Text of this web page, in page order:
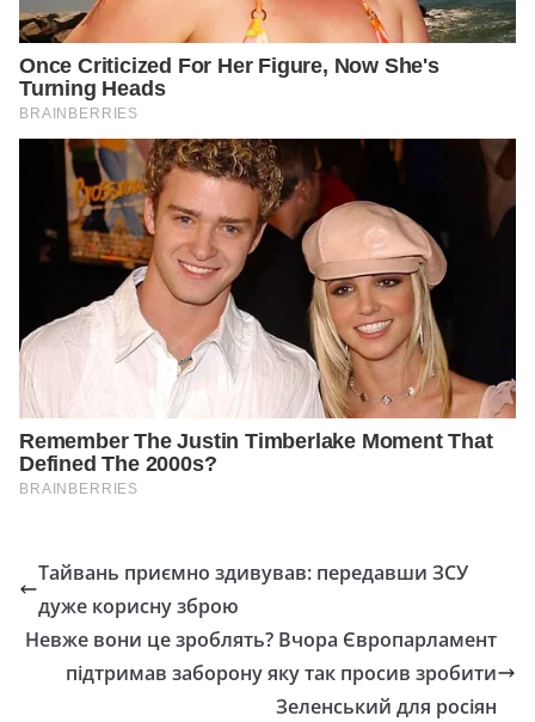
Тайвань приємно здивував: передавши ЗСУ
дуже корисну зброю
Невже вони це зроблять? Вчора Європарламент
підтримав заборону яку так просив зробити
Зеленський для росіян